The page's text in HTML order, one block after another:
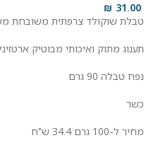
31.00
₪
טבלת שוקולד צרפתית משובחת
תענוג מתוק ואיכותי מבוטיק
נפח טבלה 90 גרם
כשר
מחיר ל-100 גרם 34.4 ש"ח